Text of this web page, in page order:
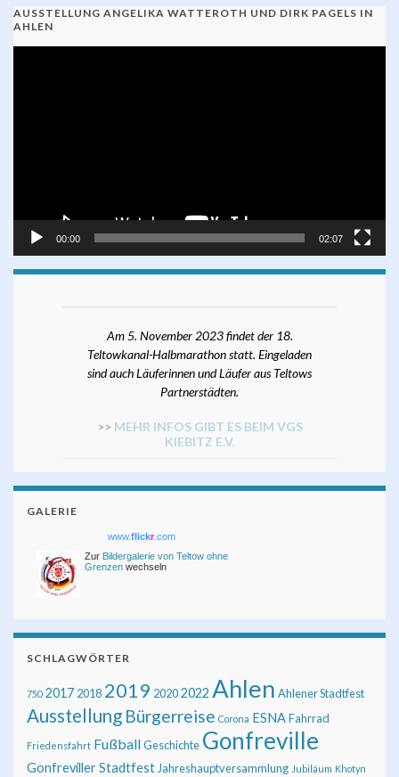
AUSSTELLUNG ANGELIKA WATTEROTH UND DIRK PAGELS IN
AHLEN
00:00 02:07
Am 5. November 2023 findet der 18.
Teltowkanal-Halbmarathon statt. Eingeladen
sind auch Läuferinnen und Läufer aus Teltows
Partnerstädten.
>> MEHR INFOS GIBT ES BEIM VGS
KIEBITZ E.V.
GALERIE
www.flickr.com
Zur Bildergalerie von Teltow ohne
Grenzen wechseln
SCHLAGWÖRTER
750 2017 2018 2019 20202022 Ahlen Ahlener Stadtfest
Ausstellung Bürgerreise Corona ESNAFahrrad
Friedensfahrt FußballGeschichte Gonfreville
Gonfreviller Stadtfest Jahreshauptversammlung Jubiläum Khotyn